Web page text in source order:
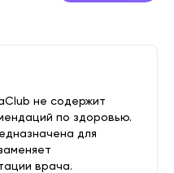
не содержит
по здоровью.
для
врача.